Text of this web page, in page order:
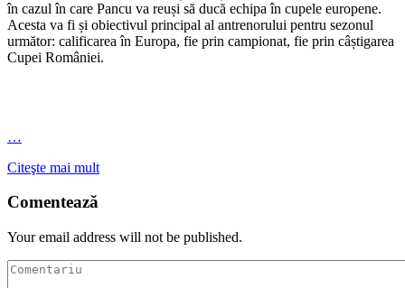
în cazul în care Pancu va reuși să ducă echipa în cupele europene.
Acesta va fi și obiectivul principal al antrenorului pentru sezonul
următor: calificarea în Europa, fie prin campionat, fie prin câștigarea
Cupei României.
…
Citeşte mai mult
Comentează
Your email address will not be published.